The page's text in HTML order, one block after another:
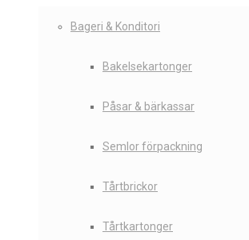
Bageri & Konditori
Bakelsekartonger
Påsar & bärkassar
Semlor förpackning
Tårtbrickor
Tårtkartonger